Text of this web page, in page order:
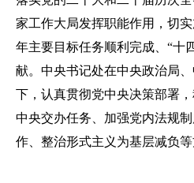
家工作大局发挥职能作用，切
年主要目标任务顺利完成、“十
献。中央书记处在中央政治局
下，认真贯彻党中央决策部署
中央交办任务、加强党内法规
作、整治形式主义为基层减负等